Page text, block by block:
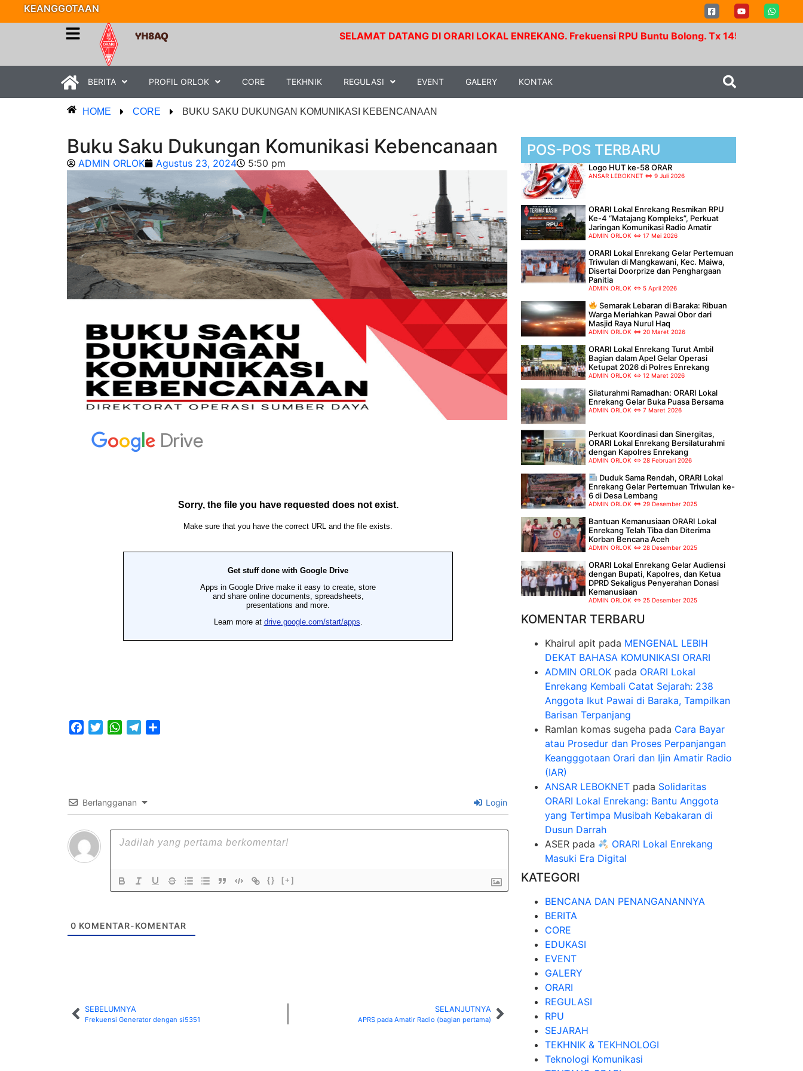
KEANGGOTAAN
YH8AQ SELAMAT DATANG DI ORARI LOKAL ENREKANG. Frekuensi RPU Buntu Bolong. Tx 145.350 Mhz - Rx
BERITA PROFIL ORLOK CORE TEKHNIK REGULASI EVENT GALERY KONTAK
HOME CORE BUKU SAKU DUKUNGAN KOMUNIKASI KEBENCANAAN
Buku Saku Dukungan Komunikasi Kebencanaan
ADMIN ORLOK Agustus 23, 2024 5:50 pm
FacebookTwitterWhatsAppTelegram
Berlangganan Login
{} [+]
0 KOMENTAR-KOMENTAR
SEBELUMNYA
Frekuensi Generator dengan si5351
SELANJUTNYA
APRS pada Amatir Radio (bagian pertama)
POS-POS TERBARU
Logo HUT ke-58 ORAR
ANSAR LEBOKNET 9 Juli 2026
ORARI Lokal Enrekang Resmikan RPU
Ke-4 “Matajang Kompleks”, Perkuat
Jaringan Komunikasi Radio Amatir
ADMIN ORLOK 17 Mei 2026
ORARI Lokal Enrekang Gelar Pertemuan
Triwulan di Mangkawani, Kec. Maiwa,
Disertai Doorprize dan Penghargaan
Panitia
ADMIN ORLOK 5 April 2026
Semarak Lebaran di Baraka: Ribuan
Warga Meriahkan Pawai Obor dari
Masjid Raya Nurul Haq
ADMIN ORLOK 20 Maret 2026
ORARI Lokal Enrekang Turut Ambil
Bagian dalam Apel Gelar Operasi
Ketupat 2026 di Polres Enrekang
ADMIN ORLOK 12 Maret 2026
Silaturahmi Ramadhan: ORARI Lokal
Enrekang Gelar Buka Puasa Bersama
ADMIN ORLOK 7 Maret 2026
Perkuat Koordinasi dan Sinergitas,
ORARI Lokal Enrekang Bersilaturahmi
dengan Kapolres Enrekang
ADMIN ORLOK 28 Februari 2026
Duduk Sama Rendah, ORARI Lokal
Enrekang Gelar Pertemuan Triwulan ke-
6 di Desa Lembang
ADMIN ORLOK 29 Desember 2025
Bantuan Kemanusiaan ORARI Lokal
Enrekang Telah Tiba dan Diterima
Korban Bencana Aceh
ADMIN ORLOK 28 Desember 2025
ORARI Lokal Enrekang Gelar Audiensi
dengan Bupati, Kapolres, dan Ketua
DPRD Sekaligus Penyerahan Donasi
Kemanusiaan
ADMIN ORLOK 25 Desember 2025
KOMENTAR TERBARU
Khairul apit pada MENGENAL LEBIH
DEKAT BAHASA KOMUNIKASI ORARI
ADMIN ORLOK pada ORARI Lokal
Enrekang Kembali Catat Sejarah: 238
Anggota Ikut Pawai di Baraka, Tampilkan
Barisan Terpanjang
Ramlan komas sugeha pada Cara Bayar
atau Prosedur dan Proses Perpanjangan
Keangggotaan Orari dan Ijin Amatir Radio
(IAR)
ANSAR LEBOKNET pada Solidaritas
ORARI Lokal Enrekang: Bantu Anggota
yang Tertimpa Musibah Kebakaran di
Dusun Darrah
ASER pada
ORARI Lokal Enrekang
Masuki Era Digital
KATEGORI
BENCANA DAN PENANGANANNYA
BERITA
CORE
EDUKASI
EVENT
GALERY
ORARI
REGULASI
RPU
SEJARAH
TEKHNIK & TEKHNOLOGI
Teknologi Komunikasi